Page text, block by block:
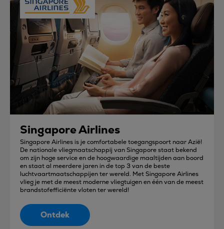
Singapore Airlines
Singapore Airlines is je comfortabele toegangspoort naar Azië!
De nationale vliegmaatschappij van Singapore staat bekend
om zijn hoge service en de hoogwaardige maaltijden aan boord
en staat al meerdere jaren in de top 3 van de beste
luchtvaartmaatschappijen ter wereld. Met Singapore Airlines
vlieg je met de meest moderne vliegtuigen en één van de meest
brandstofefficiënte vloten ter wereld!
Ontdek